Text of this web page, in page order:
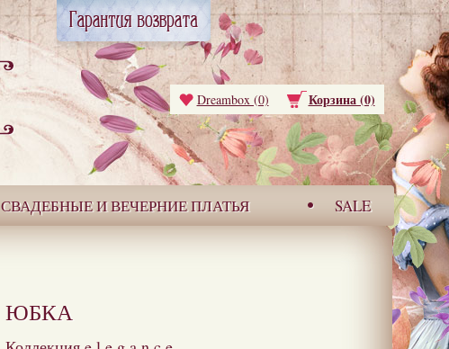
СВАДЕБНЫЕ И ВЕЧЕРНИЕ ПЛАТЬЯ SALE
Dreambox (0) Корзина (0)
ЮБКА